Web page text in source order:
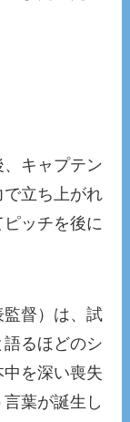
キャプテン
立ち上がれ
ッチを後に
督）は、試
るほどのシ
を深い喪失
葉が誕生し